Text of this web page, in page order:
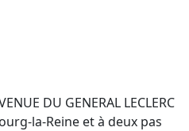
DU GENERAL LECLERC
la-Reine et à deux pas